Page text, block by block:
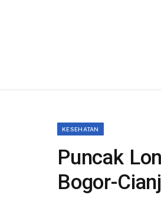
KESEHATAN
Puncak
Bogor-